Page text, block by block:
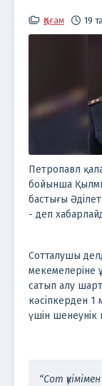
Қоғам 19
Петропавл
бойынша
бастығы
- деп
Сотталушы
мекемелеріне
сатып алу
кәсіпкерден 1
үшін шенеунік
“Сот